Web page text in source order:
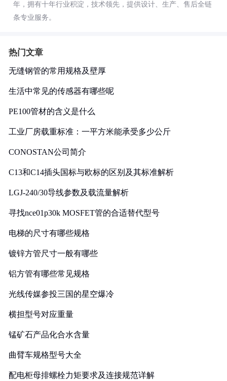
年，拥有十年行业积淀，技术领先，提供设计、生产、售后全链
条专业服务。
热门文章
无缝钢管的常用规格及壁厚
生活中常见的传感器有哪些呢
PE100管材的含义是什么
工业厂房载重标准：一平方米能承受多少公斤
CONOSTAN公司简介
C13和C14插头国标与欧标的区别及其标准解析
LGJ-240/30导线参数及载流量解析
寻找nce01p30k MOSFET管的合适替代型号
电梯的尺寸有哪些规格
镀锌方管尺寸一般有哪些
铝方管有哪些常见规格
光线传媒参投三国的星空爆冷
横担型号对应重量
锰矿石产品化合水含量
曲臂车规格型号大全
配电柜母排螺栓力矩要求及连接规范详解